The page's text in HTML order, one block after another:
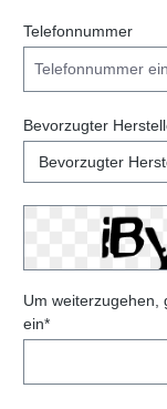
Telefonnummer
Bevorzugter
Um weiterzugehen,
ein*